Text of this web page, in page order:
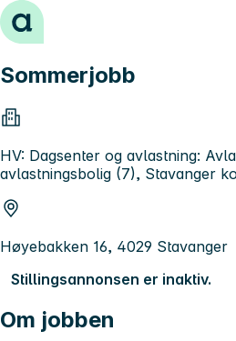
Hopp til innhold
Sommerjobb
HV: Dagsenter og avlastning:
avlastningsbolig (7), Stavanger
Høyebakken 16, 4029 Stavanger
Stillingsannonsen er inaktiv.
Om jobben